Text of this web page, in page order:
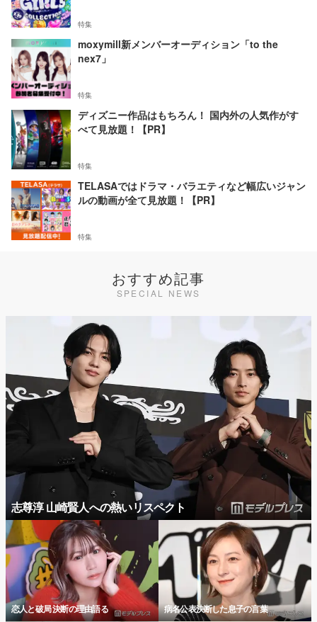
特集
moxymill新メンバーオーディション「to the
nex7」
特集
ディズニー作品はもちろん！ 国内外の人気作がす
べて見放題！【PR】
特集
TELASAではドラマ・バラエティなど幅広いジャン
ルの動画が全て見放題！【PR】
特集
おすすめ記事
SPECIAL NEWS
志尊淳 山崎賢人への熱いリスペクト
恋人と破局 決断の理由語る 病名公表決断した息子の言葉